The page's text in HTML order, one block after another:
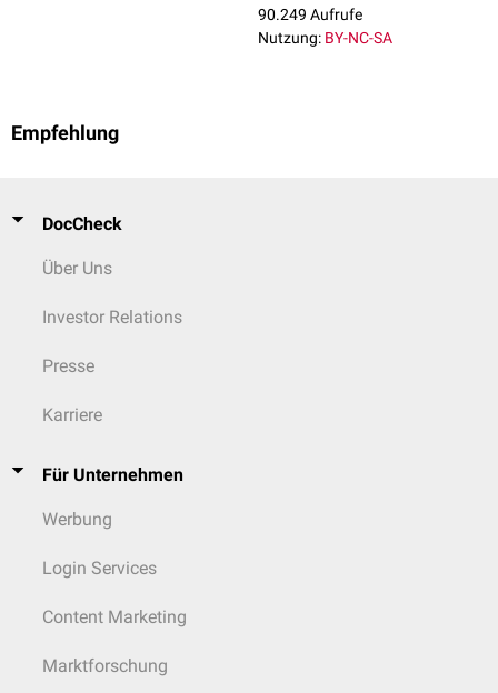
90.249 Aufrufe
Nutzung: BY-NC-SA
Empfehlung
DocCheck
Über Uns
Investor Relations
Presse
Karriere
Für Unternehmen
Werbung
Login Services
Content Marketing
Marktforschung